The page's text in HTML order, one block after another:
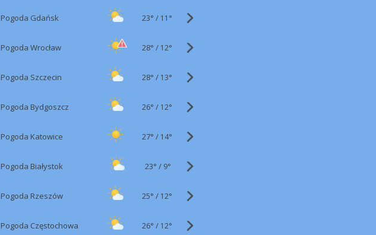
Pogoda Gdańsk 23° / 11°
Pogoda Wrocław 28° / 12°
Pogoda Szczecin 28° / 13°
Pogoda Bydgoszcz 26° / 12°
Pogoda Katowice 27° / 14°
Pogoda Białystok 23° / 9°
Pogoda Rzeszów 25° / 12°
Pogoda Częstochowa 26° / 12°